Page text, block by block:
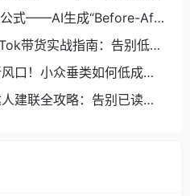
公式——AI生成“Before-Afte
带货实战指南：告别低价
口！小众垂类如何低成本
建联全攻略：告别已读不